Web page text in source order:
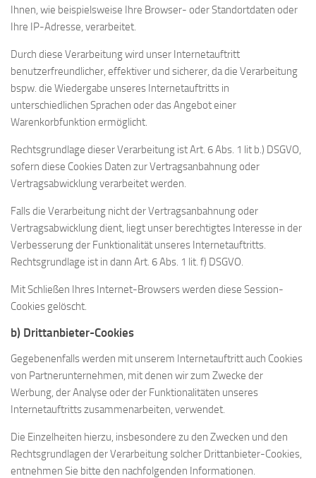
Ihnen, wie beispielsweise Ihre Browser- oder Standortdaten oder
Ihre IP-Adresse, verarbeitet.
Durch diese Verarbeitung wird unser Internetauftritt
benutzerfreundlicher, effektiver und sicherer, da die Verarbeitung
bspw. die Wiedergabe unseres Internetauftritts in
unterschiedlichen Sprachen oder das Angebot einer
Warenkorbfunktion ermöglicht.
Rechtsgrundlage dieser Verarbeitung ist Art. 6 Abs. 1 lit b.) DSGVO,
sofern diese Cookies Daten zur Vertragsanbahnung oder
Vertragsabwicklung verarbeitet werden.
Falls die Verarbeitung nicht der Vertragsanbahnung oder
Vertragsabwicklung dient, liegt unser berechtigtes Interesse in der
Verbesserung der Funktionalität unseres Internetauftritts.
Rechtsgrundlage ist in dann Art. 6 Abs. 1 lit. f) DSGVO.
Mit Schließen Ihres Internet-Browsers werden diese Session-
Cookies gelöscht.
b) Drittanbieter-Cookies
Gegebenenfalls werden mit unserem Internetauftritt auch Cookies
von Partnerunternehmen, mit denen wir zum Zwecke der
Werbung, der Analyse oder der Funktionalitäten unseres
Internetauftritts zusammenarbeiten, verwendet.
Die Einzelheiten hierzu, insbesondere zu den Zwecken und den
Rechtsgrundlagen der Verarbeitung solcher Drittanbieter-Cookies,
entnehmen Sie bitte den nachfolgenden Informationen.